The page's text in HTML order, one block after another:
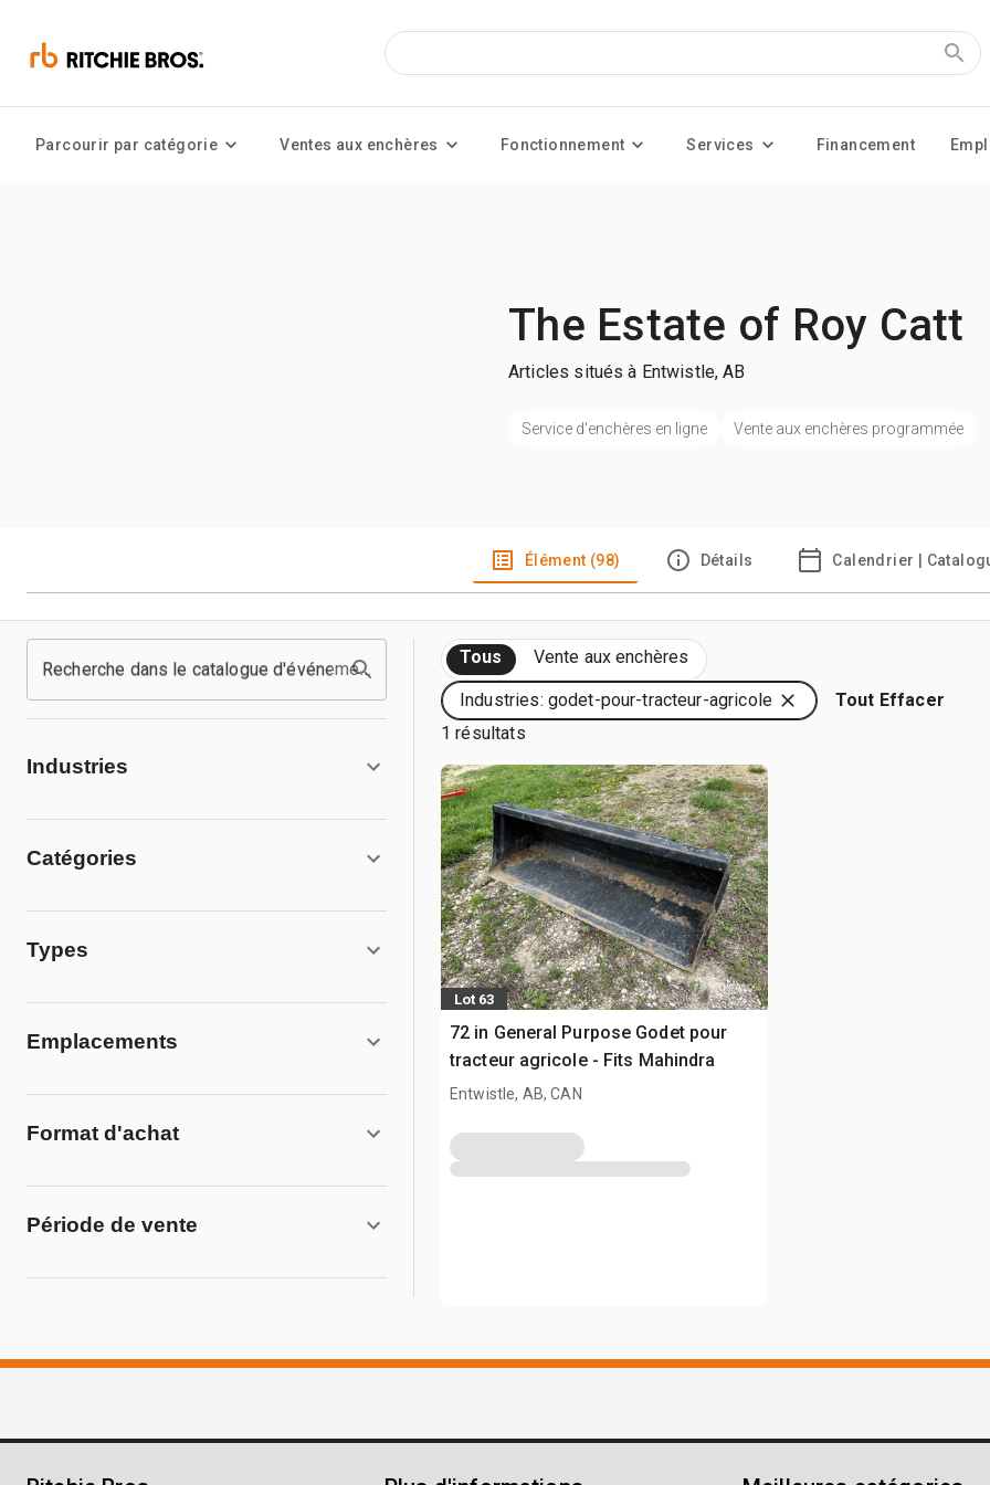
Parcourir par catégorie Ventes aux enchères Fonctionnement Services Financement
The Estate of Roy Catt
Articles situés à Entwistle, AB
Service d'enchères en ligne Vente aux enchères programmée
Élément (98) Détails Calendrier |
Recherche dans le catalogue d'événements
Industries
Catégories
Types
Emplacements
Format d'achat
Période de vente
Tous Vente aux enchères
Industries: godet-pour-tracteur-agricole
Tout Effacer
1 résultats
Lot 63
72 in General Purpose Godet pour
tracteur agricole - Fits Mahindra
Entwistle, AB, CAN